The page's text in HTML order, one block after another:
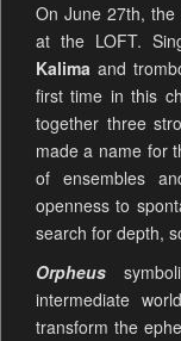
On June 27th, the
at the LOFT.
Kalimaand
first time in this
together three
made a name for
of ensembles
openness to
search for depth,
Orpheus
intermediate
transform the